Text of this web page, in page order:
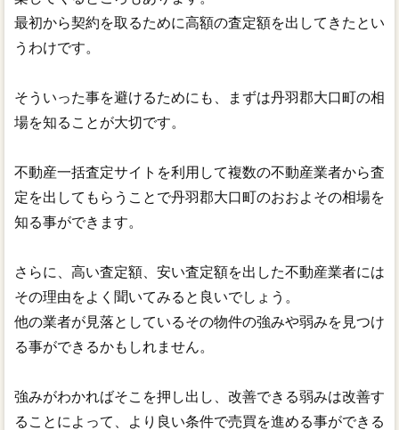
最初から契約を取るために高額の査定額を出してきたとい
うわけです。
そういった事を避けるためにも、まずは丹羽郡大口町の相
場を知ることが大切です。
不動産一括査定サイトを利用して複数の不動産業者から査
定を出してもらうことで丹羽郡大口町のおおよその相場を
知る事ができます。
さらに、高い査定額、安い査定額を出した不動産業者には
その理由をよく聞いてみると良いでしょう。
他の業者が見落としているその物件の強みや弱みを見つけ
る事ができるかもしれません。
強みがわかればそこを押し出し、改善できる弱みは改善す
ることによって、より良い条件で売買を進める事ができる